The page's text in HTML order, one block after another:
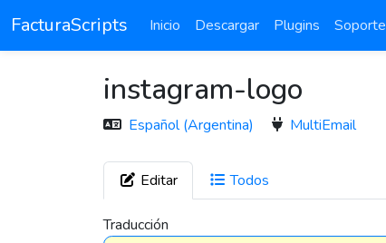
FacturaScripts Inicio Descargar Plugins Soporte
instagram-logo
Español (Argentina) MultiEmail
Editar Todos
Traducción